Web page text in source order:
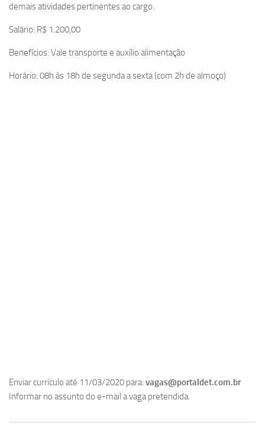
demais atividades pertinentes ao cargo.
Salário: R$ 1.200,00
Benefícios: Vale transporte e auxílio alimentação
Horário: 08h às 18h de segunda a sexta (com 2h de almoço)
Enviar currículo até 11/03/2020 para: vagas@portaldet.com.br
Informar no assunto do e-mail a vaga pretendida.